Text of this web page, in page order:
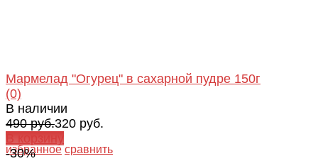
избранное сравнить
Мармелад "Огурец" в сахарной пудре 150г
(0)
В наличии
490 руб.320 руб.
В корзину
-30%